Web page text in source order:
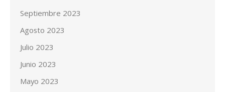
Septiembre 2023
Agosto 2023
Julio 2023
Junio 2023
Mayo 2023